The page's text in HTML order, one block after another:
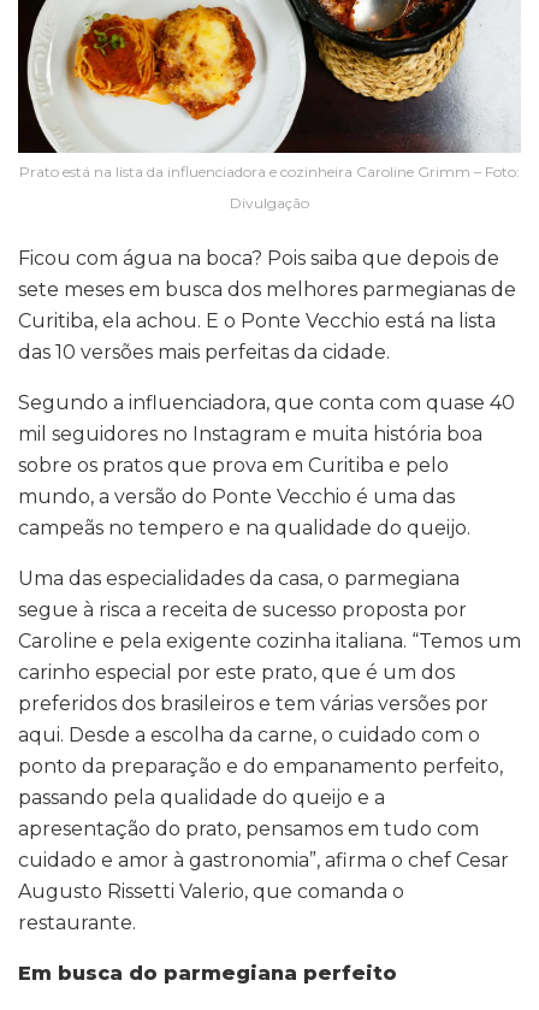
Prato está na lista da influenciadora e cozinheira Caroline Grimm – Foto:
Divulgação
Ficou com água na boca? Pois saiba que depois de
sete meses em busca dos melhores parmegianas de
Curitiba, ela achou. E o Ponte Vecchio está na lista
das 10 versões mais perfeitas da cidade.
Segundo a influenciadora, que conta com quase 40
mil seguidores no Instagram e muita história boa
sobre os pratos que prova em Curitiba e pelo
mundo, a versão do Ponte Vecchio é uma das
campeãs no tempero e na qualidade do queijo.
Uma das especialidades da casa, o parmegiana
segue à risca a receita de sucesso proposta por
Caroline e pela exigente cozinha italiana. “Temos um
carinho especial por este prato, que é um dos
preferidos dos brasileiros e tem várias versões por
aqui. Desde a escolha da carne, o cuidado com o
ponto da preparação e do empanamento perfeito,
passando pela qualidade do queijo e a
apresentação do prato, pensamos em tudo com
cuidado e amor à gastronomia”, afirma o chef Cesar
Augusto Rissetti Valerio, que comanda o
restaurante.
Em busca do parmegiana perfeito